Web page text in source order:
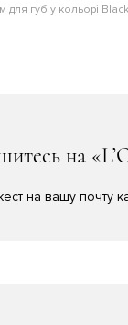
для губ у кольорі
на
на вашу почту